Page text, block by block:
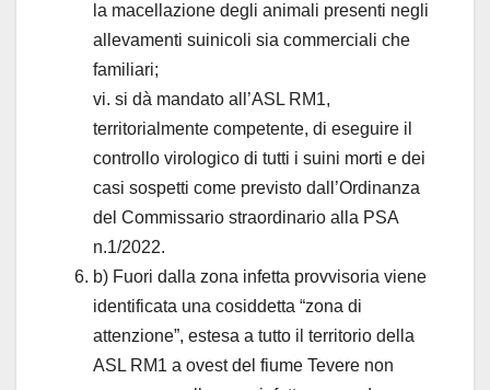
la macellazione degli animali presenti negli
allevamenti suinicoli sia commerciali che
familiari;
vi. si dà mandato all’ASL RM1,
territorialmente competente, di eseguire il
controllo virologico di tutti i suini morti e dei
casi sospetti come previsto dall’Ordinanza
del Commissario straordinario alla PSA
n.1/2022.
b) Fuori dalla zona infetta provvisoria viene
identificata una cosiddetta “zona di
attenzione”, estesa a tutto il territorio della
ASL RM1 a ovest del fiume Tevere non